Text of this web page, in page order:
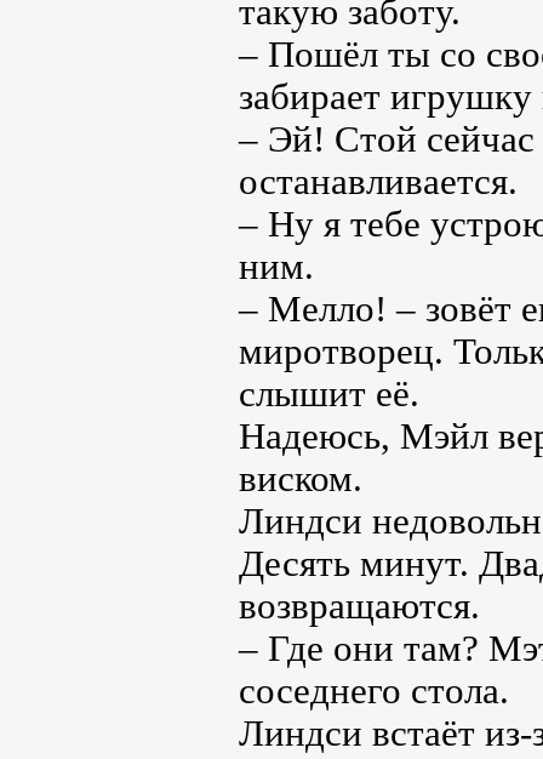
такую заботу.
– Пошёл ты со
забирает
– Эй! Стой
останавливается.
– Ну я тебе
ним.
– Мелло! – зовёт
миротворец.
слышит её.
Надеюсь, Мэйл
виском.
Линдси
Десять минут.
возвращаются.
– Где они там?
соседнего стола.
Линдси встаёт